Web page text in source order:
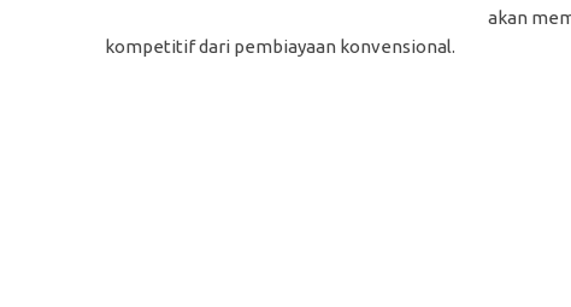
akan
kompetitif dari pembiayaan konvensional.